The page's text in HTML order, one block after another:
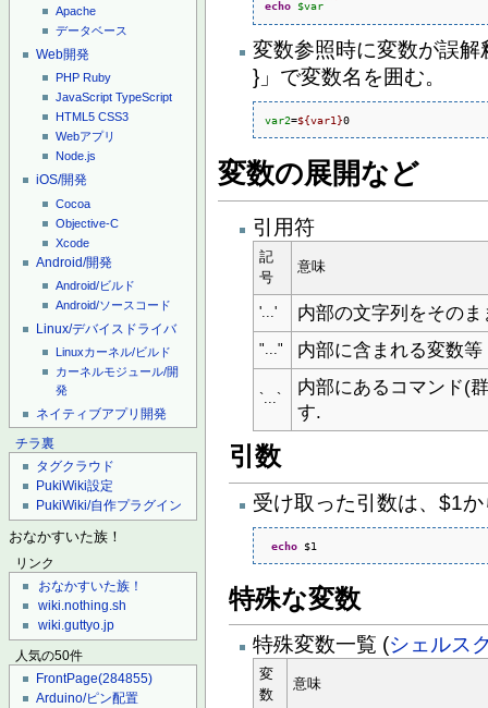
Apache
データベース
Web開発
PHP Ruby
JavaScript TypeScript
HTML5 CSS3
Webアプリ
Node.js
iOS/開発
Cocoa
Objective-C
Xcode
Android/開発
Android/ビルド
Android/ソースコード
Linux/デバイスドライバ
Linuxカーネル/ビルド
カーネルモジュール/開
発
ネイティブアプリ開発
チラ裏
タグクラウド
PukiWiki設定
PukiWiki/自作プラグイン
おなかすいた族！
リンク
おなかすいた族！
wiki.nothing.sh
wiki.guttyo.jp
人気の50件
FrontPage(284855)
Arduino/ピン配置
echo $var
変数参照時に変数が誤
}」で変数名を囲む。
var2=${var1}0
変数の展開など
引用符
記
号
意味
'...' 内部の文字列をその
"..." 内部に含まれる変数
`...`
内部にあるコマンド(
す.
引数
受け取った引数は、$1
echo $1
特殊な変数
特殊変数一覧 (シェルス
変
数
意味